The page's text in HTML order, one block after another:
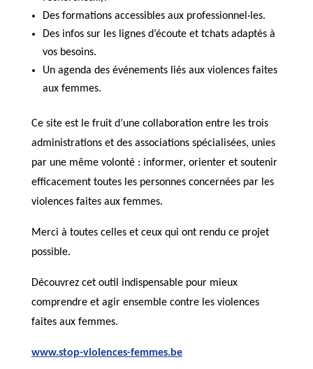
Des formations accessibles aux professionnel·les.
Des infos sur les lignes d’écoute et tchats adaptés à
vos besoins.
Un agenda des événements liés aux violences faites
aux femmes.
Ce site est le fruit d’une collaboration entre les trois
administrations et des associations spécialisées, unies
par une même volonté : informer, orienter et soutenir
efficacement toutes les personnes concernées par les
violences faites aux femmes.
Merci à toutes celles et ceux qui ont rendu ce projet
possible.
Découvrez cet outil indispensable pour mieux
comprendre et agir ensemble contre les violences
faites aux femmes.
www.stop-violences-femmes.be